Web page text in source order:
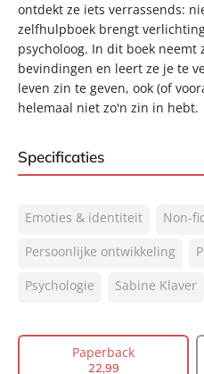
ontdekt ze iets verrassends:
zelfhulpboek brengt
psycholoog. In dit boek neemt
bevindingen en leert ze je te
leven zin te geven, ook (of
helemaal niet zo'n zin in hebt.
Specificaties
NUR:
770
Type:
Auteur(s):
Emoties & identiteit
Non-
Persoonlijke ontwikkeling
Psychologie
Sabine Klaver
Paperback
22,99